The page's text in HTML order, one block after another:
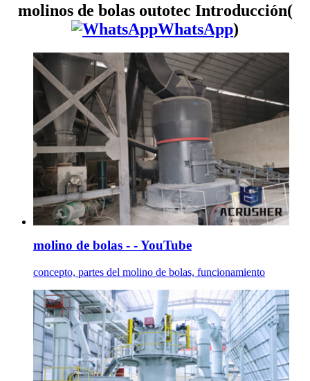
molinos de bolas outotec Introducción(
WhatsApp)
molino de bolas - - YouTube
concepto, partes del molino de bolas, funcionamiento